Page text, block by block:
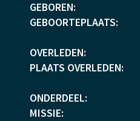
inhoud
GEBOREN:
GEBOORTEPLAATS:
OVERLEDEN:
PLAATS OVERLEDEN:
ONDERDEEL:
MISSIE: